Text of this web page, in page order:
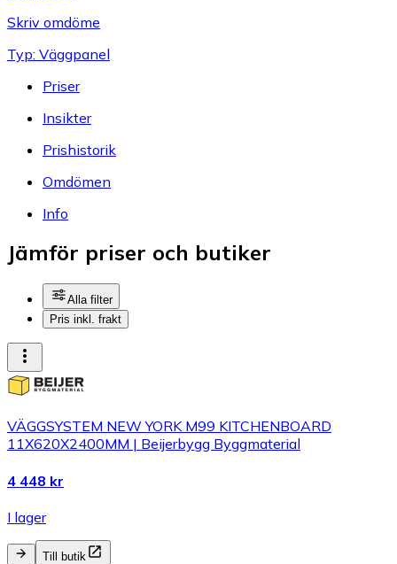
Skriv omdöme
Typ: Väggpanel
Priser
Insikter
Prishistorik
Omdömen
Info
Jämför priser och butiker
Alla filter
Pris inkl. frakt
VÄGGSYSTEM NEW YORK M99 KITCHENBOARD
11X620X2400MM | Beijerbygg Byggmaterial
4 448 kr
I lager
Till butik